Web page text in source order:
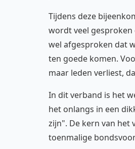
Tijdens deze
wordt veel gesproken
wel afgesproken dat
ten goede komen.
maar leden verliest,
In dit verband is het
het onlangs in een
zijn". De kern van het
toenmalige